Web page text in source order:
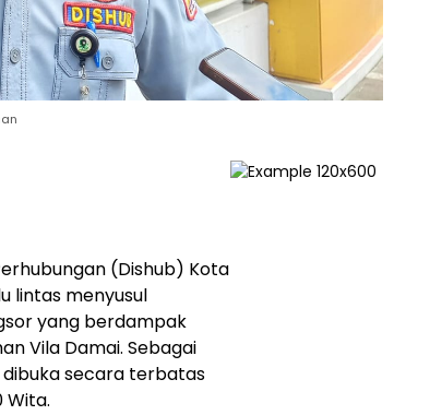
(Dishub) Kota
lintas menyusul
yang berdampak
Vila Damai. Sebagai
dibuka secara terbatas
Wita.